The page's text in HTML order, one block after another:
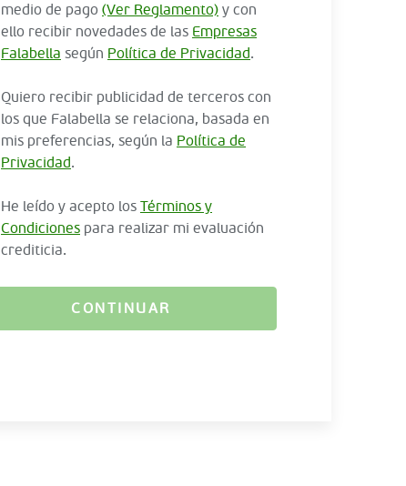
medio de pago (Ver Reglamento) y con
ello recibir novedades de las Empresas
Falabella según Política de Privacidad.
Quiero recibir publicidad de terceros con
los que Falabella se relaciona, basada en
mis preferencias, según la Política de
Privacidad.
He leído y acepto los Términos y
Condiciones para realizar mi evaluación
crediticia.
CONTINUAR